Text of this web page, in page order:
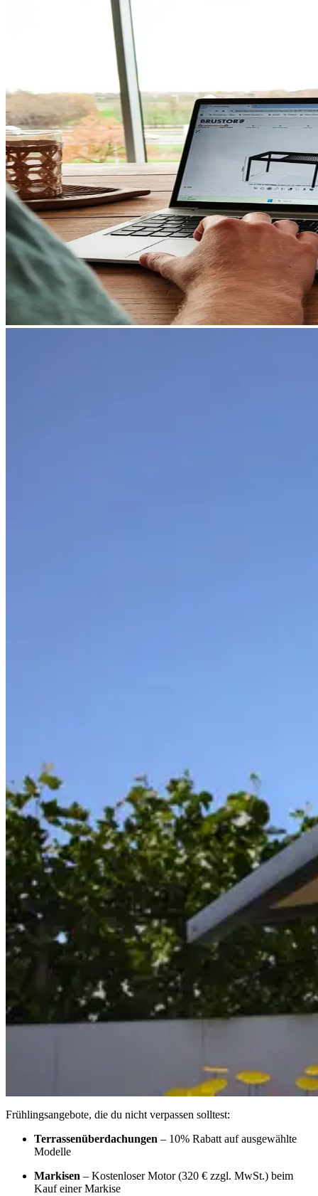
Frühlingsangebote, die du nicht verpassen solltest:
Terrassenüberdachungen – 10% Rabatt auf ausgewählte
Modelle
Markisen – Kostenloser Motor (320 € zzgl. MwSt.) beim
Kauf einer Markise